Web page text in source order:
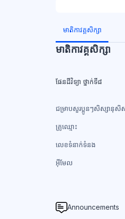
ប្លុក
មាតិកាវគ្គសិក្សា
មាតិកាវគ្គសិក្សា
ផែនដីវិទ្យា ថ្នាក់ទី៨
ជម្រាបសួរប្អូនៗសិស្សានុសិ
គ្រូឈ្មោះ
លេខទំនាក់ទំនង​
អ៊ីមែល
Announcements